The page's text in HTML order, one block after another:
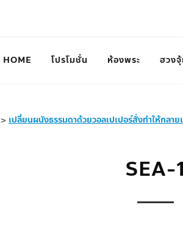
HOME โปรโมชั่น ห้องพระ ฮวง
> เปลี่ยนผนังธรรมดาด้วยวอลเปเปอร์สั่งทำให้กลาย
SEA-1